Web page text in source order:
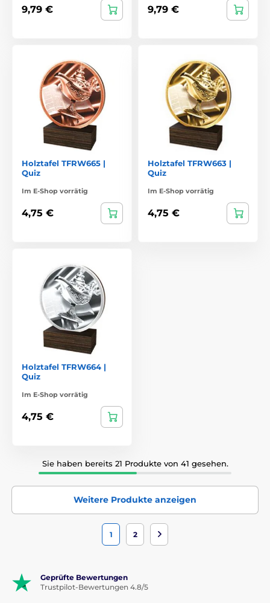
9,79 € 9,79 €
Holztafel TFRW665 |
Quiz
Im E-Shop vorrätig
4,75 €
Holztafel TFRW663 |
Quiz
Im E-Shop vorrätig
4,75 €
Holztafel TFRW664 |
Quiz
Im E-Shop vorrätig
4,75 €
Sie haben bereits 21 Produkte von 41 gesehen.
Weitere Produkte anzeigen
1 2
Geprüfte Bewertungen
Trustpilot-Bewertungen 4.8/5